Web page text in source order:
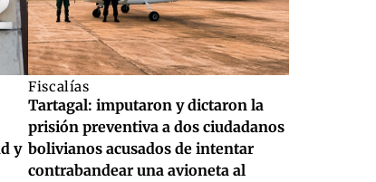
y
Fiscalías
Tartagal: imputaron y dictaron la
prisión preventiva a dos ciudadanos
bolivianos acusados de intentar
contrabandear una avioneta al